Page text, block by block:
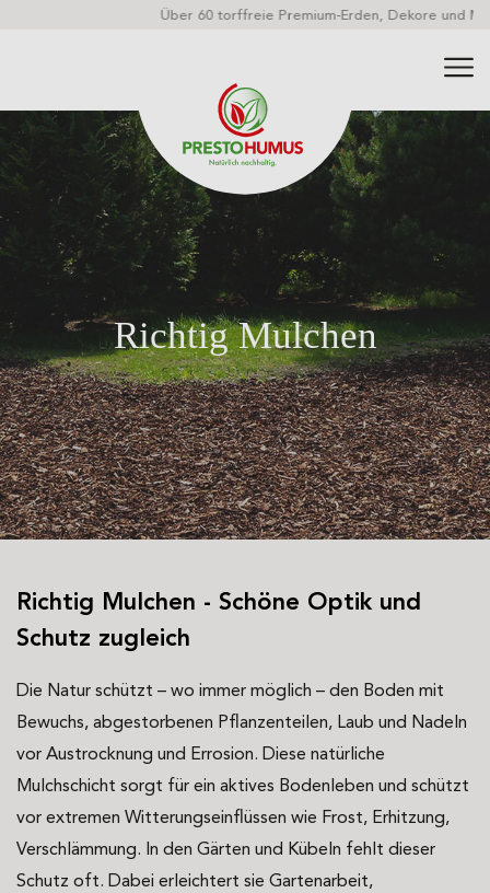
Über 60 torffreie Premium-Erden, Dekore und Mulche
Richtig Mulchen
Richtig Mulchen - Schöne Optik und
Schutz zugleich
Die Natur schützt – wo immer möglich – den Boden mit
Bewuchs, abgestorbenen Pflanzenteilen, Laub und Nadeln
vor Austrocknung und Errosion. Diese natürliche
Mulchschicht sorgt für ein aktives Bodenleben und schützt
vor extremen Witterungseinflüssen wie Frost, Erhitzung,
Verschlämmung. In den Gärten und Kübeln fehlt dieser
Schutz oft. Dabei erleichtert sie Gartenarbeit,